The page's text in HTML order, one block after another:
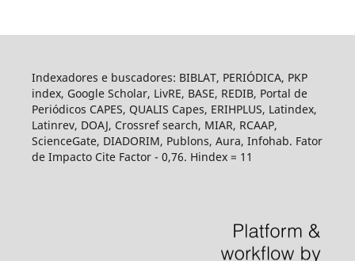
Indexadores e buscadores: BIBLAT, PERIÓDICA, PKP
index, Google Scholar, LivRE, BASE, REDIB, Portal de
Periódicos CAPES, QUALIS Capes, ERIHPLUS, Latindex,
Latinrev, DOAJ, Crossref search, MIAR, RCAAP,
ScienceGate, DIADORIM, Publons, Aura, Infohab. Fator
de Impacto Cite Factor - 0,76. Hindex = 11